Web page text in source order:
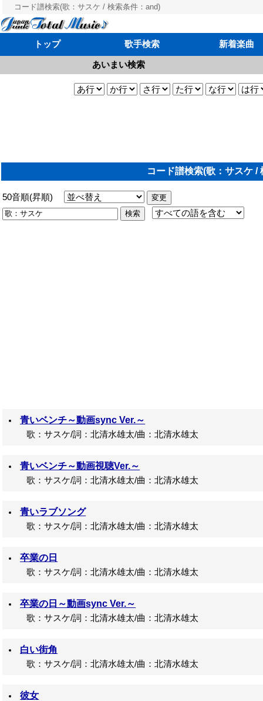
コード譜検索(歌：サスケ / 検索条件：and)
トップ 歌手検索 新着楽曲
あいまい検索
コード譜検索(歌：サスケ /
50音順(昇順)
青いベンチ～動画sync Ver.～
歌：サスケ/詞：北清水雄太/曲：北清水雄太
青いベンチ～動画視聴Ver.～
歌：サスケ/詞：北清水雄太/曲：北清水雄太
青いラブソング
歌：サスケ/詞：北清水雄太/曲：北清水雄太
卒業の日
歌：サスケ/詞：北清水雄太/曲：北清水雄太
卒業の日～動画sync Ver.～
歌：サスケ/詞：北清水雄太/曲：北清水雄太
白い街角
歌：サスケ/詞：北清水雄太/曲：北清水雄太
彼女